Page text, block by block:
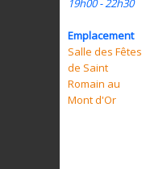
19h00 - 22h30
Emplacement
Salle des Fêtes
de Saint
Romain au
Mont d'Or